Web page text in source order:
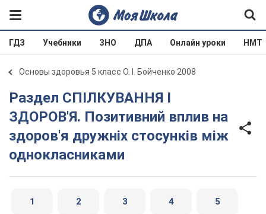
ГДЗ Учебники ЗНО ДПА Онлайн уроки НМТ
Основы здоровья 5 класс О. І. Бойченко 2008
Раздел СПІЛКУВАННЯ І
ЗДОРОВ'Я. Позитивний вплив на
здоров'я дружніх стосунків між
однокласниками
1 2 3 4 5